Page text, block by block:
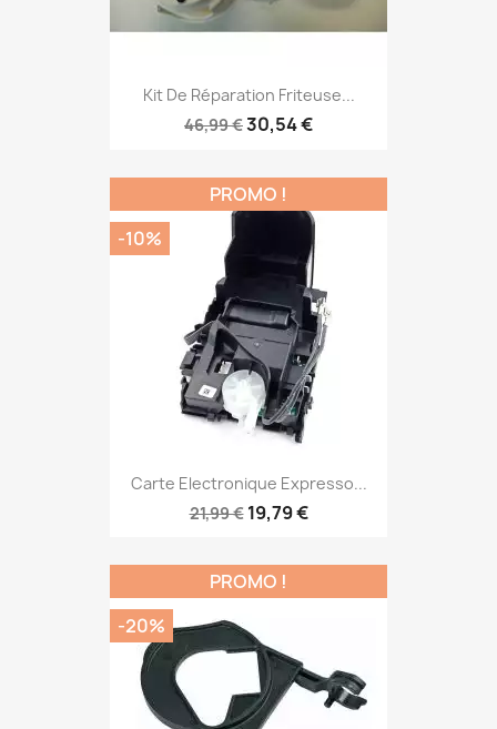
Kit De Réparation Friteuse...
46,99 €30,54 €
Carte Electronique Expresso...
21,99 € 19,79 €
PROMO !
-10%
PROMO !
-20%